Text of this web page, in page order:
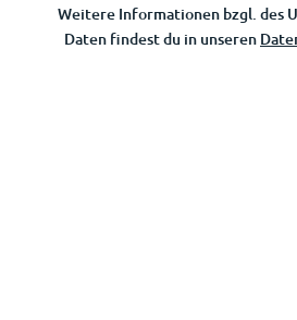
Weitere Informationen bzgl. des
Daten findest du in unseren